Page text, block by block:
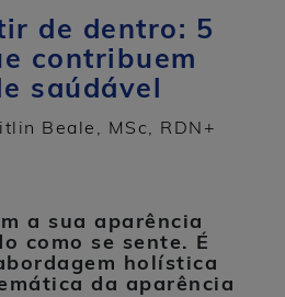
de dentro: 5
contribuem
saúdável
Beale, MSc, RDN+
a sua aparência
como se sente. É
holística
da aparência